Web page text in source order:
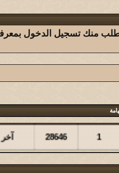
يتطلب منك تسجيل الدخول
مشاركات
1
28646
126
146156